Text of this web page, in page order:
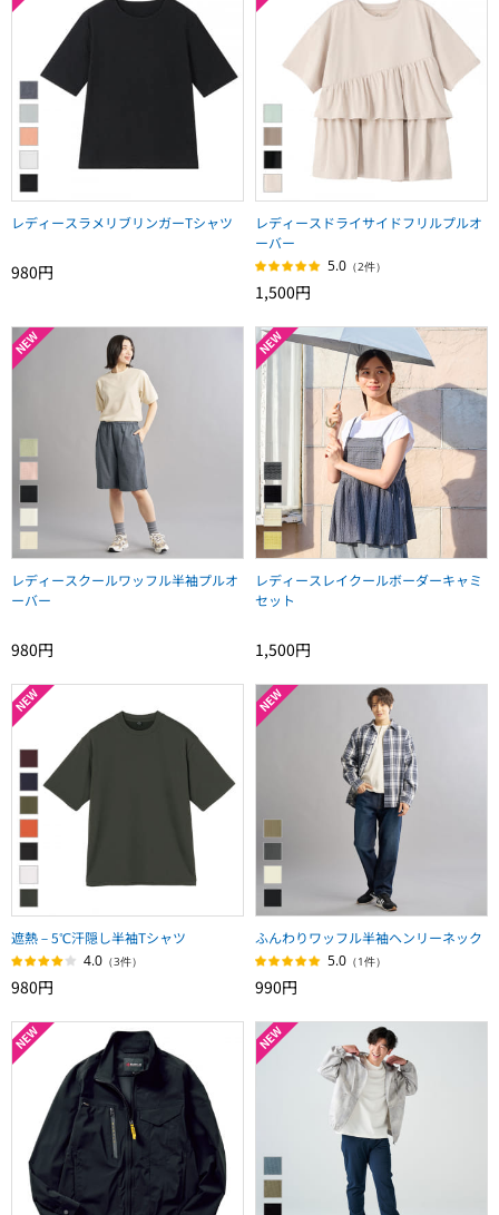
レディースラメリブリンガーTシャツ
980円
レディースドライサイドフリルプルオ
ーバー
5.0 （2件）
1,500円
レディースクールワッフル半袖プルオ
ーバー
980円
レディースレイクールボーダーキャミ
セット
1,500円
遮熱－5℃汗隠し半袖Tシャツ
4.0 （3件）
980円
ふんわりワッフル半袖ヘンリーネック
5.0 （1件）
990円